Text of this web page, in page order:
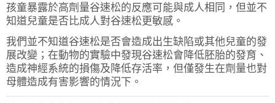
孩童暴露於高劑量谷速松的反應可能與成人相同，但並不
知道兒童是否比成人對谷速松更敏感。
我們並不知道谷速松是否會造成出生缺陷或其他兒童的發
展改變；在動物的實驗中發現谷速松會降低胚胎的發育、
造成神經系統的損傷及降低存活率，但僅發生在劑量也對
母體造成有害影響的情況下。